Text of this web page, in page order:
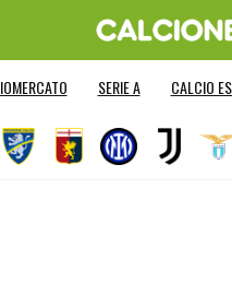
SERIE A CALCIO